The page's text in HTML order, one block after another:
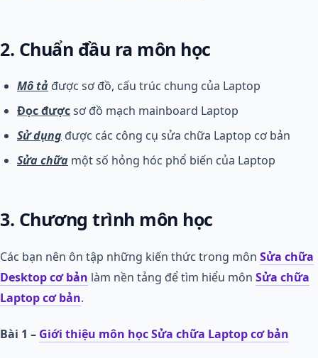
2. Chuẩn đầu ra môn học
Mô tả được sơ đồ, cấu trúc chung của Laptop
Đọc đượcsơ đồ mạch mainboard Laptop
Sử dụng được các công cụ sửa chữa Laptop cơ bản
Sửa chữa một số hỏng hóc phổ biến của Laptop
3. Chương trình môn học
Các bạn nên ôn tập những kiến thức trong môn Sửa chữa
Desktop cơ bản làm nền tảng để tìm hiểu môn Sửa chữa
Laptop cơ bản.
Bài 1 – Giới thiệu môn học Sửa chữa Laptop cơ bản